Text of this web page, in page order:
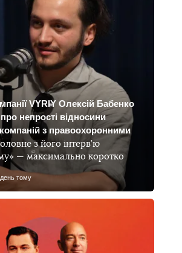
VYRIY Олексій Бабенко
непрості відносини
з правоохоронними
з його інтерв’ю
— максимально коротко
день тому